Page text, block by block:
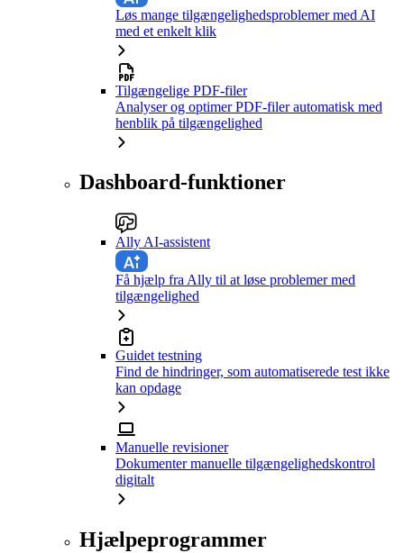
Løs mange tilgængelighedsproblemer med AI
med et enkelt klik
Tilgængelige PDF-filer
Analyser og optimer PDF-filer automatisk med
henblik på tilgængelighed
Dashboard-funktioner
Ally AI-assistent
Få hjælp fra Ally til at løse problemer med
tilgængelighed
Guidet testning
Find de hindringer, som automatiserede test ikke
kan opdage
Manuelle revisioner
Dokumenter manuelle tilgængelighedskontrol
digitalt
Hjælpeprogrammer